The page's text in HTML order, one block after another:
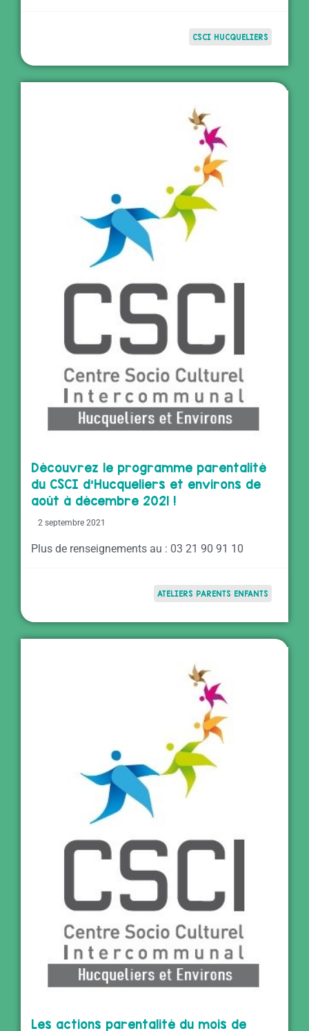
CSCI HUCQUELIERS
Découvrez le programme parentalité
du CSCI d’Hucqueliers et environs de
août à décembre 2021 !
2 septembre 2021
Plus de renseignements au : 03 21 90 91 10
ATELIERS PARENTS ENFANTS
Les actions parentalité du mois de